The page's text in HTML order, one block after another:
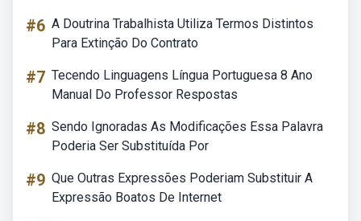
#6 A Doutrina Trabalhista Utiliza Termos Distintos
Para Extinção Do Contrato
#7 Tecendo Linguagens Língua Portuguesa 8 Ano
Manual Do Professor Respostas
#8 Sendo Ignoradas As Modificações Essa Palavra
Poderia Ser Substituída Por
#9 Que Outras Expressões Poderiam Substituir A
Expressão Boatos De Internet